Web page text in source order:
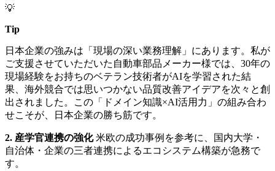
💡
Tip
日本企業の強みは「現場の深い業務理解」にあります。私が
ご支援させていただいた自動車部品メーカー様では、30年の
現場経験をお持ちのベテラン技術者がAIを学習された結
果、海外競合では思いつかない品質改善アイデアを次々と創
出されました。この「ドメイン知識×AI活用力」の組み合わ
せこそが、日本企業の勝ち筋です。
2. 産学官連携の強化米欧の成功事例を参考に、国内大学・
自治体・企業の三者連携によるエコシステム構築が急務で
す。